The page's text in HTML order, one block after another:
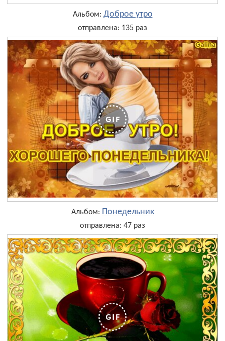
Альбом: Доброе утро
отправлена: 135 раз
Альбом: Понедельник
отправлена: 47 раз